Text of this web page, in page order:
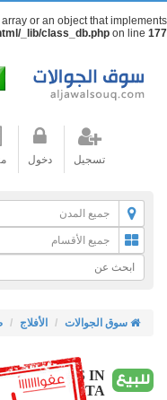
or an object that implements
_lib/class_db.php on line 177
تسجيل دخول
جميع المدن
جميع الأقسام
سوق الجوالات الأفلاج
للبيع
IN
KOLKATA